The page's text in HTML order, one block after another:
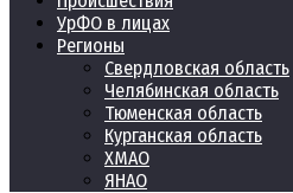
УрФО в лицах
Регионы
Свердловская область
Челябинская область
Тюменская область
Курганская область
ХМАО
ЯНАО